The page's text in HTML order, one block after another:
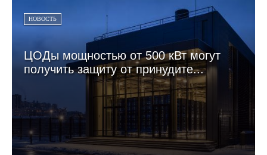
НОВОСТЬ
ЦОДы мощностью от 500 кВт могут
получить защиту от принудите...